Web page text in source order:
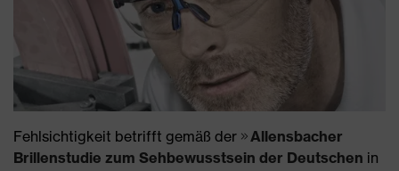
Fehlsichtigkeit betrifft gemäß der
Allensbacher
Brillenstudie zum Sehbewusstsein der Deutschen in